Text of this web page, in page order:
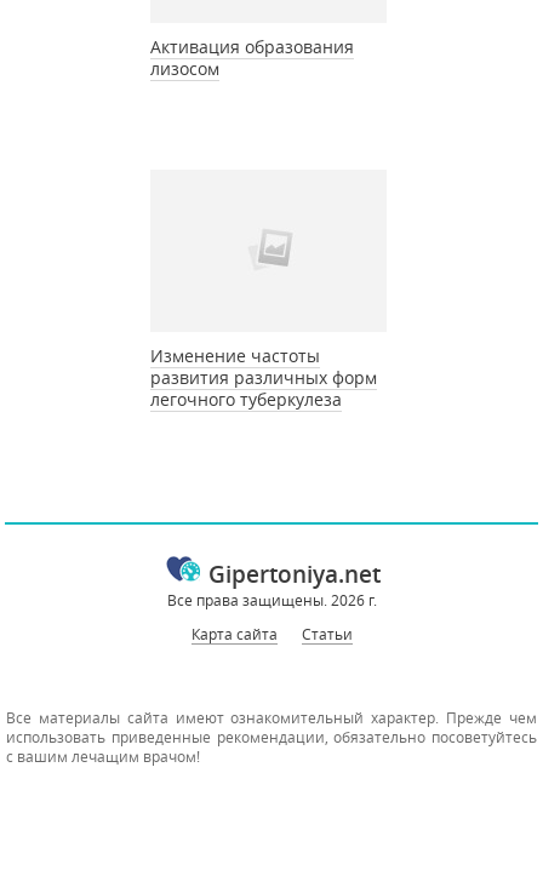
Активация образования
лизосом
Изменение частоты
развития различных форм
легочного туберкулеза
Gipertoniya.net
Все права защищены. 2026 г.
Карта сайта
Статьи
Все материалы сайта имеют ознакомительный характер. Прежде чем
использовать приведенные рекомендации, обязательно посоветуйтесь
с вашим лечащим врачом!